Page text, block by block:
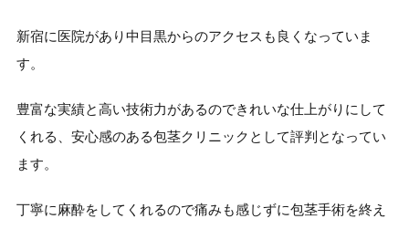
新宿に医院があり中目黒からのアクセスも良くなっていま
す。
豊富な実績と高い技術力があるのできれいな仕上がりにして
くれる、安心感のある包茎クリニックとして評判となってい
ます。
丁寧に麻酔をしてくれるので痛みも感じずに包茎手術を終え